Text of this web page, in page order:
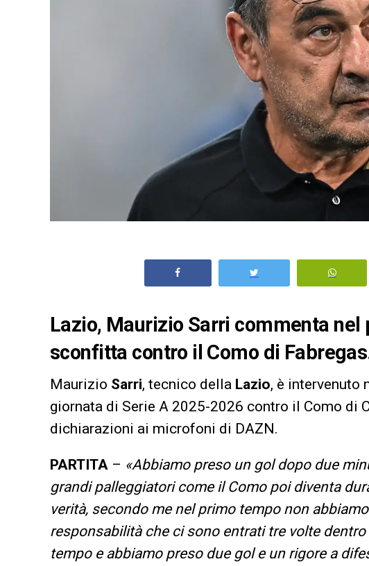
Lazio, Maurizio Sarri commenta
sconfitta contro il Como di
Maurizio Sarri, tecnico della Lazio, è intervenuto
giornata di Serie A 2025-2026 contro il Como di
dichiarazioni ai microfoni di DAZN.
PARTITA – «Abbiamo preso un gol dopo due
grandi palleggiatori come il Como poi diventa
verità, secondo me nel primo tempo non
responsabilità che ci sono entrati tre volte
tempo e abbiamo preso due gol e un rigore a